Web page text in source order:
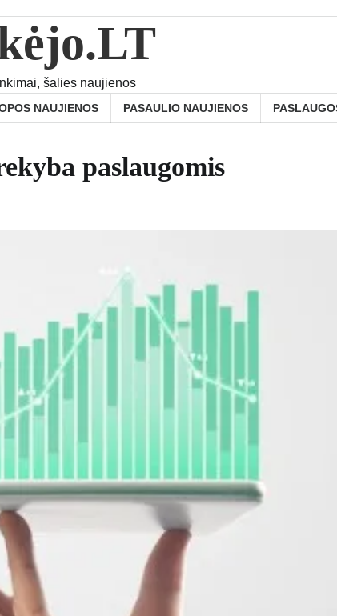
šalies naujienos
NAUJIENOS PASAULIO NAUJIENOS
paslaugomis